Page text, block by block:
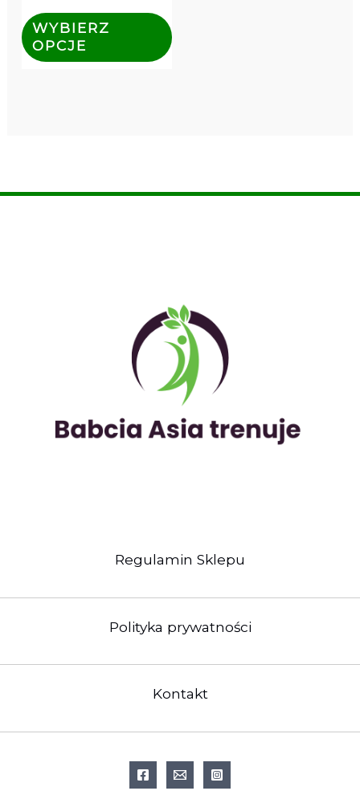
WYBIERZ
OPCJE
Regulamin Sklepu
Polityka prywatności
Kontakt